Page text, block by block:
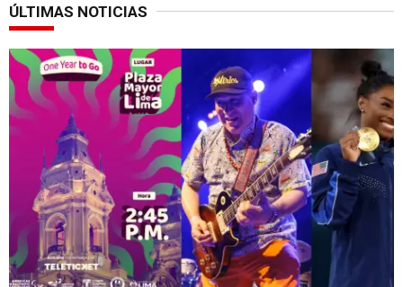
ÚLTIMAS NOTICIAS